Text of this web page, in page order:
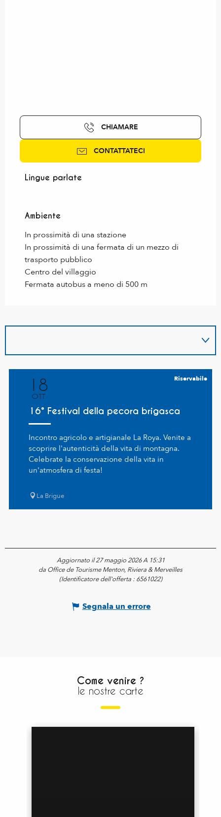
CHIAMARE
CONTATTATECI
Lingue parlate
Lingue parlate
Ambiente
Ambiente
In prossimità di una stazione
In prossimità di una fermata di un mezzo di
trasporto pubblico
Centro del villaggio
Fermata autobus a meno di 500 m
18
OTT
16° Festival della pecora brigasca
Incontro agricolo e artigianale La Roya. Venite a
scoprire l'autenticità della vita di montagna.
Celebrate la conservazione della vita in
un'atmosfera di festa!
La Brigue
Riservabile
Aggiornato il 27 maggio 2026 A 15:31
da Office de Tourisme Menton, Riviera & Merveilles
(Identificatore dell'offerta : 6561022)
Segnala un errore
Come venire ?
le nostre carte